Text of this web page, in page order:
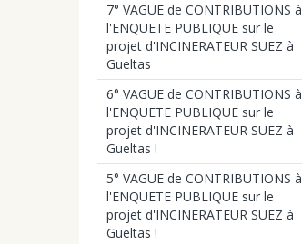
7° VAGUE de CONTRIBUTIONS à
l'ENQUETE PUBLIQUE sur le
projet d'INCINERATEUR SUEZ à
Gueltas
6° VAGUE de CONTRIBUTIONS à
l'ENQUETE PUBLIQUE sur le
projet d'INCINERATEUR SUEZ à
Gueltas !
5° VAGUE de CONTRIBUTIONS à
l'ENQUETE PUBLIQUE sur le
projet d'INCINERATEUR SUEZ à
Gueltas !